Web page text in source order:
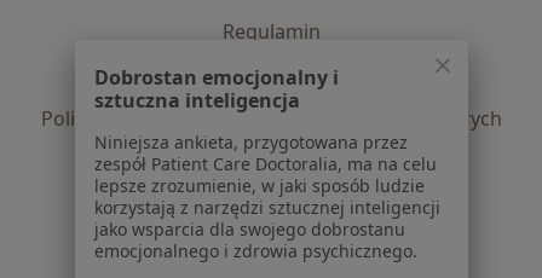
Regulamin
Polityka prywatności profesjonalistów
Polityka prywatności dla profesjonalistów, których
dane pozyskaliśmy samodzielnie
Polityka cookies
Jak działają wyniki wyszukiwania
Dostępność
O nas
Dobrostan emocjonalny i
sztuczna inteligencja
Niniejsza ankieta, przygotowana przez
zespół Patient Care Doctoralia, ma na celu
lepsze zrozumienie, w jaki sposób ludzie
korzystają z narzędzi sztucznej inteligencji
jako wsparcia dla swojego dobrostanu
emocjonalnego i zdrowia psychicznego.